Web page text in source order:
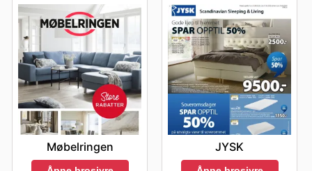
Møbelringen JYSK